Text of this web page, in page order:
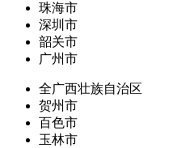
珠海市
深圳市
韶关市
广州市
全广西壮族自治区
贺州市
百色市
玉林市